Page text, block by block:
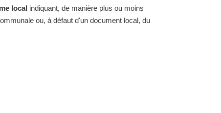
local indiquant, de manière plus ou moins
ou, à défaut d'un document local, du